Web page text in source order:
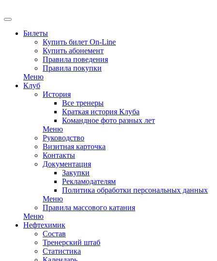
Билеты
Купить билет On-Line
Купить абонемент
Правила поведения
Правила покупки
Меню
Клуб
История
Все тренеры
Краткая история Клуба
Командное фото разных лет
Меню
Руководство
Визитная карточка
Контакты
Документация
Закупки
Рекламодателям
Политика обработки персональных данных
Меню
Правила массового катания
Меню
Нефтехимик
Состав
Тренерский штаб
Статистика